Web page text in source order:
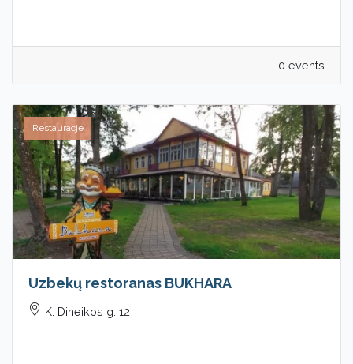
0 events
Restauracje
Uzbekų restoranas BUKHARA
K. Dineikos g. 12